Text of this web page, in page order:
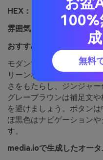
HEX：
#C86B3C
雰囲気：
モダン、暖かい、
おすすめ：
モバイルアプ
モダンで暖かな印象で、
リーンな陶器を感じさせ
さをもたらし、ジンジャ
グレーブラウンは補足文
を避けましょう。ボタン
ぼ黒色はナビゲーション
す。
media.ioで生成したオー
100%
無料